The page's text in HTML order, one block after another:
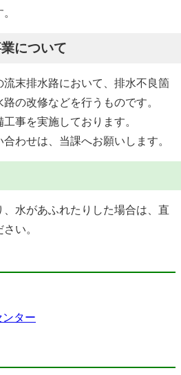
について
末排水路において、排水不良箇
の改修などを行うものです。
事を実施しております。
わせは、当課へお願いします。
水があふれたりした場合は、直
い。
ター